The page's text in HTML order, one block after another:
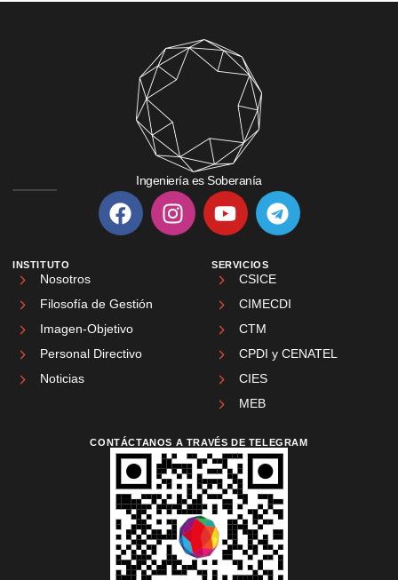
Ingeniería es Soberanía
INSTITUTO
Nosotros
Filosofía de Gestión
Imagen-Objetivo
Personal Directivo
Noticias
SERVICIOS
CSICE
CIMECDI
CTM
CPDI y CENATEL
CIES
MEB
CONTÁCTANOS A TRAVÉS DE TELEGRAM